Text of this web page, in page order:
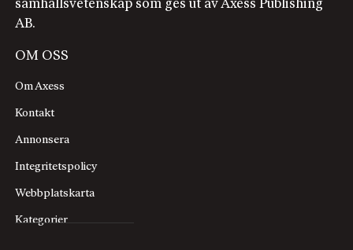
samhällsvetenskap som ges ut av Axess Publishing
AB.
OM OSS
Om Axess
Kontakt
Annonsera
Integritetspolicy
Webbplatskarta
Kategorier